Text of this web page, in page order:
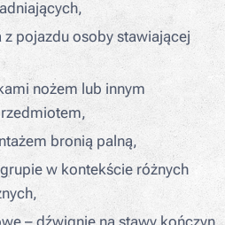
z pojazdu osoby stawiającej
nożem lub innym
bronią palną,
grupie w kontekście różnych
– dźwignie na stawy kończyn